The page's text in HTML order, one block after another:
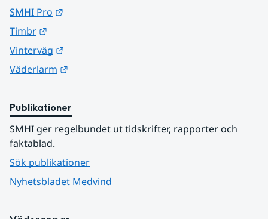
SMHI Pro
Timbr
Vinterväg
Väderlarm
Publikationer
SMHI ger regelbundet ut tidskrifter, rapporter och
faktablad.
Sök publikationer
Nyhetsbladet Medvind